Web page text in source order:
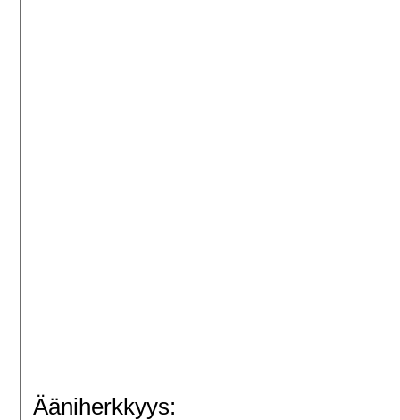
Ääniherkkyys: